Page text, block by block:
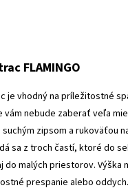
FLAMINGO
je vhodný na príležitostné
vám nebude zaberať veľa
zipsom a rukoväťou
sa z troch častí, ktoré do
do malých priestorov. Výška
prespanie alebo oddych.